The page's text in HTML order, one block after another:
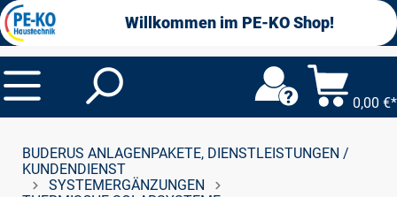
springen Willkommen im PE-KO Shop!
0,00 €*
BUDERUS ANLAGENPAKETE, DIENSTLEISTUNGEN /
KUNDENDIENST
SYSTEMERGÄNZUNGEN